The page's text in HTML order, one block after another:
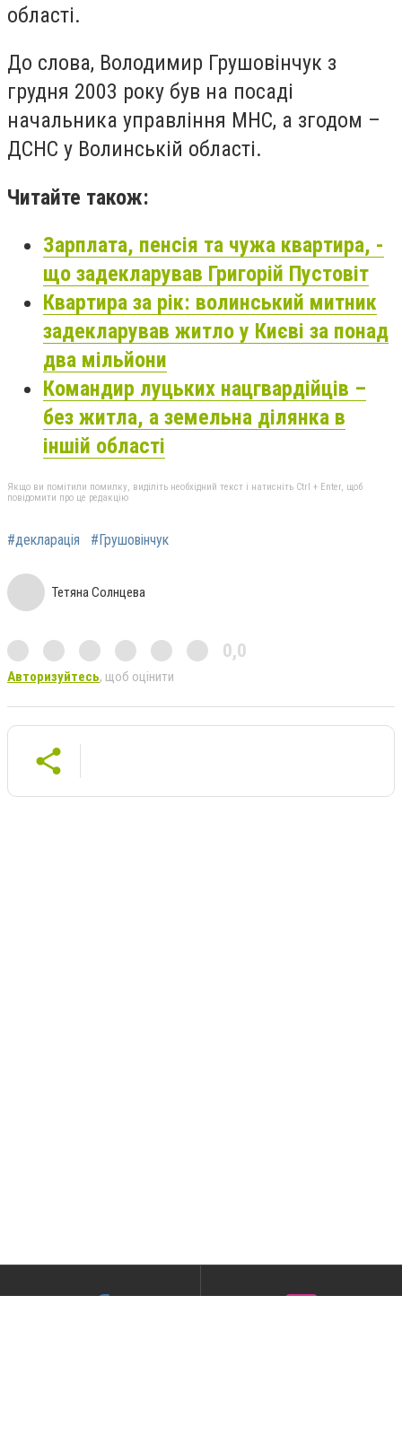
області.
До слова, Володимир Грушовінчук з
грудня 2003 року був на посаді
начальника управління МНС, а згодом –
ДСНС у Волинській області.
Читайте також:
Зарплата, пенсія та чужа квартира, -
що задекларував Григорій Пустовіт
Квартира за рік: волинський митник
задекларував житло у Києві за понад
два мільйони
Командир луцьких нацгвардійців –
без житла, а земельна ділянка в
іншій області
Якщо ви помітили помилку, виділіть необхідний текст і натисніть Ctrl + Enter, щоб
повідомити про це редакцію
#декларація #Грушовінчук
Тетяна Солнцева
0,0
Авторизуйтесь, щоб оцінити